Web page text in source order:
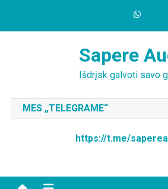
Sapere
Išdrįsk galvoti savo
MES „TELEGRAME“
https://t.me/